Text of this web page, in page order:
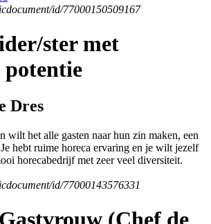
ster met
potentie
Dres
wilt het alle gasten naar hun zin maken, een
hebt ruime horeca ervaring en je wilt jezelf
horecabedrijf met zeer veel diversiteit.
(Chef de